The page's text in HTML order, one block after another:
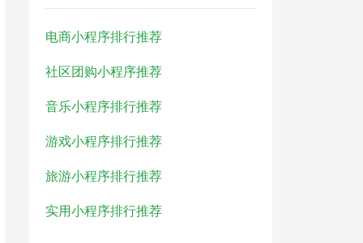
电商小程序排行推荐
社区团购小程序推荐
音乐小程序排行推荐
游戏小程序排行推荐
旅游小程序排行推荐
实用小程序排行推荐